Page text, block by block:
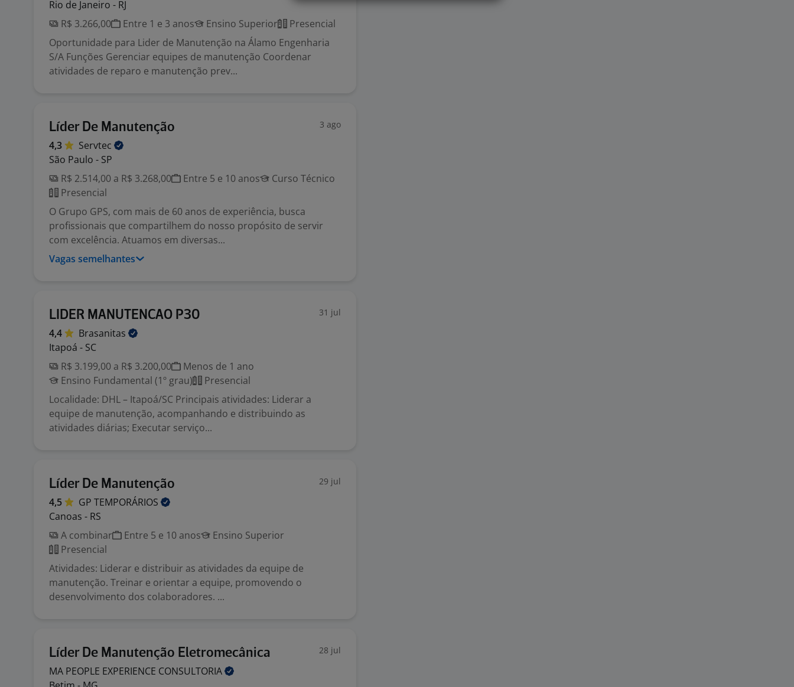
Rio de Janeiro - RJ
R$ 3.266,00
Entre 1 e 3 anos Ensino Superior
Presencial
Oportunidade para Lider de Manutenção na Álamo Engenharia
S/A Funções Gerenciar equipes de manutenção Coordenar
atividades de reparo e manutenção prev...
Líder De Manutenção 3 ago
4,3
Servtec
São Paulo - SP
R$ 2.514,00 a R$ 3.268,00
Entre 5 e 10 anos
Curso Técnico
Presencial
O Grupo GPS, com mais de 60 anos de experiência, busca
profissionais que compartilhem do nosso propósito de servir
com excelência. Atuamos em diversas...
Vagas semelhantes
LIDER MANUTENCAO P30 31 jul
4,4
Brasanitas
Itapoá - SC
R$ 3.199,00 a R$ 3.200,00
Menos de 1 ano
Ensino Fundamental (1º grau)
Presencial
Localidade: DHL – Itapoá/SC Principais atividades: Liderar a
equipe de manutenção, acompanhando e distribuindo as
atividades diárias; Executar serviço...
Líder De Manutenção 29 jul
4,5 GP TEMPORÁRIOS
Canoas - RS
A combinar
Entre 5 e 10 anos
Ensino Superior
Presencial
Atividades: Liderar e distribuir as atividades da equipe de
manutenção. Treinar e orientar a equipe, promovendo o
desenvolvimento dos colaboradores. ...
Líder De Manutenção Eletromecânica 28 jul
MA PEOPLE EXPERIENCE CONSULTORIA